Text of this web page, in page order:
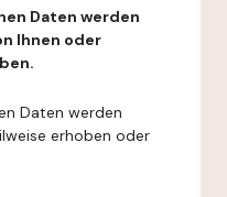
Daten werden
Ihnen oder
Daten werden
erhoben oder